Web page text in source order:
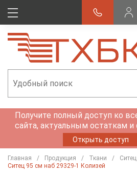
Получите полный доступ ко
сайта, актуальным остаткам и
Открыть доступ
Главная Продукция Ткани
Ситец
Ситец 95 см наб 29329-1 Колизей